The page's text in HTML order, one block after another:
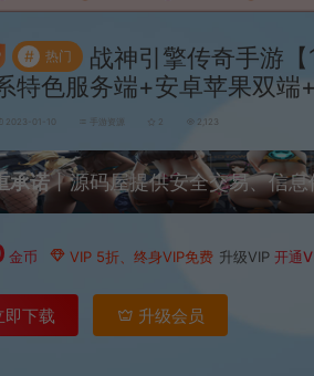
# 热门
战神引擎传奇手游
特色服务端+安卓苹果双端
2023-01-10 手游资源 2 2,123
承诺丨源码屋提供安全交易、信息
金币 VIP 5折、终身VIP免费 升级VIP 开通
即下载 升级会员